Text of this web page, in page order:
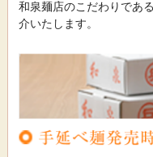
和泉麺店のこだわりであ
介いたします。